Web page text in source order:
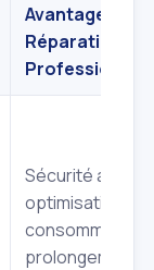
Avantages
Réparation
Sécurité
optimisation de
consommation,
prolongement